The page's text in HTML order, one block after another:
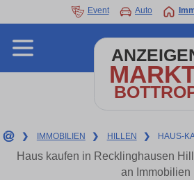
Event Auto
❯ IMMOBILIEN ❯ HILLEN ❯ HAUS-
Haus kaufen in Recklinghausen
an Immobilien